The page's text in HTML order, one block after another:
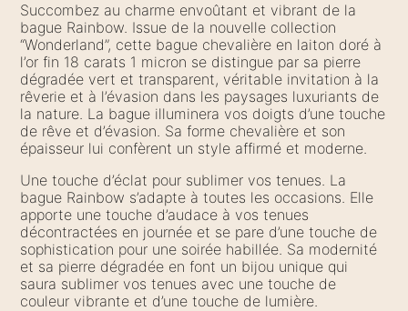
Succombez au charme envoûtant et vibrant de la
bague Rainbow. Issue de la nouvelle collection
“Wonderland”, cette bague chevalière en laiton doré à
l’or fin 18 carats 1 micron se distingue par sa pierre
dégradée vert et transparent, véritable invitation à la
rêverie et à l’évasion dans les paysages luxuriants de
la nature. La bague illuminera vos doigts d’une touche
de rêve et d’évasion. Sa forme chevalière et son
épaisseur lui confèrent un style affirmé et moderne.
Une touche d’éclat pour sublimer vos tenues. La
bague Rainbow s’adapte à toutes les occasions. Elle
apporte une touche d’audace à vos tenues
décontractées en journée et se pare d’une touche de
sophistication pour une soirée habillée. Sa modernité
et sa pierre dégradée en font un bijou unique qui
saura sublimer vos tenues avec une touche de
couleur vibrante et d’une touche de lumière.